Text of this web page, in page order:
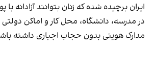
ایران برچیده شده که زنان بتوانند آزادانه
در مدرسه، دانشگاه، محل کار و اماکن
مدارک هویتی بدون حجاب اجباری داشته